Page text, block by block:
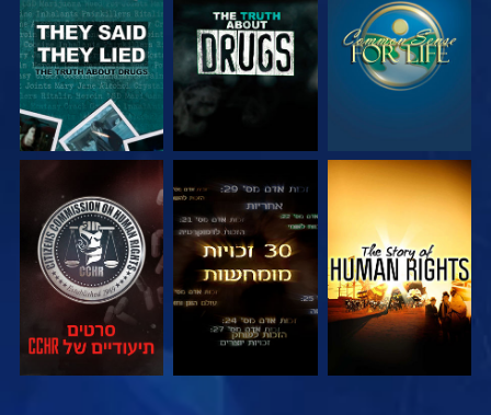
צפה צפה צפה
צפה צפה צפה